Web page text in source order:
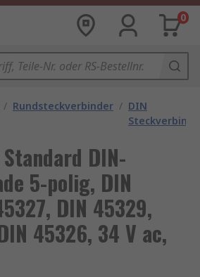
0
/ Rundsteckverbinder / DIN
DIN-
5-polig, DIN
DIN 45329,
45326, 34 V ac,